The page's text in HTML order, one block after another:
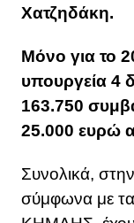
Χατζηδάκη.
Μόνο για το
υπουργεία 4
163.750
25.000 ευρώ
Συνολικά,
σύμφωνα με τα